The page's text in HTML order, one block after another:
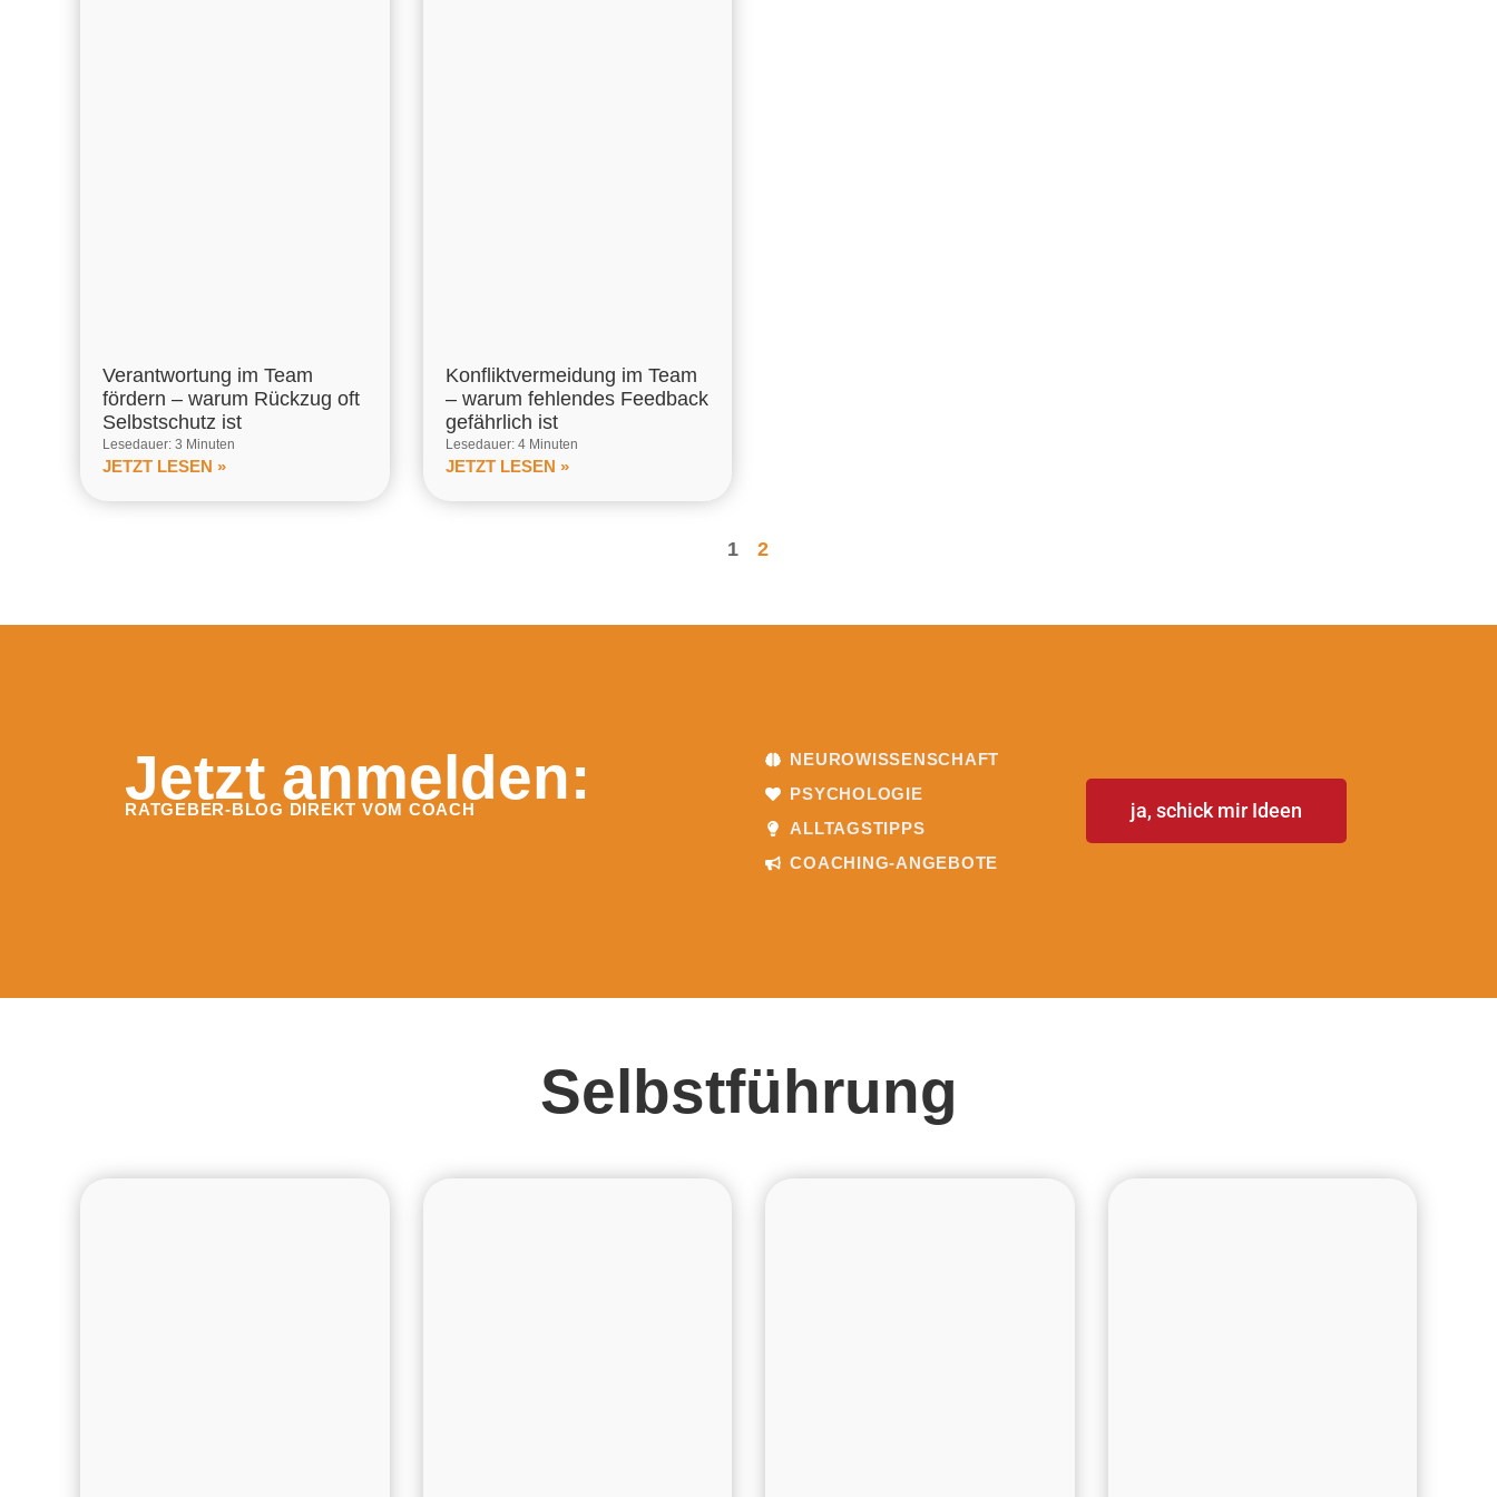
Verantwortung im Team
fördern – warum Rückzug oft
Selbstschutz ist
Lesedauer: 3 Minuten
JETZT LESEN »
Konfliktvermeidung im Team
– warum fehlendes Feedback
gefährlich ist
Lesedauer: 4 Minuten
JETZT LESEN »
1 2
Jetzt anmelden:
RATGEBER-BLOG DIREKT VOM COACH
NEUROWISSENSCHAFT
PSYCHOLOGIE
ALLTAGSTIPPS
COACHING-ANGEBOTE
ja, schick mir Ideen
Selbstführung